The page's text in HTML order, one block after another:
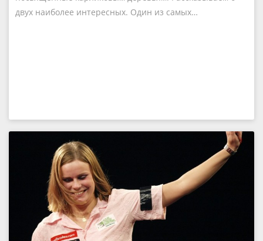
двух наиболее интересных. Один из самых…